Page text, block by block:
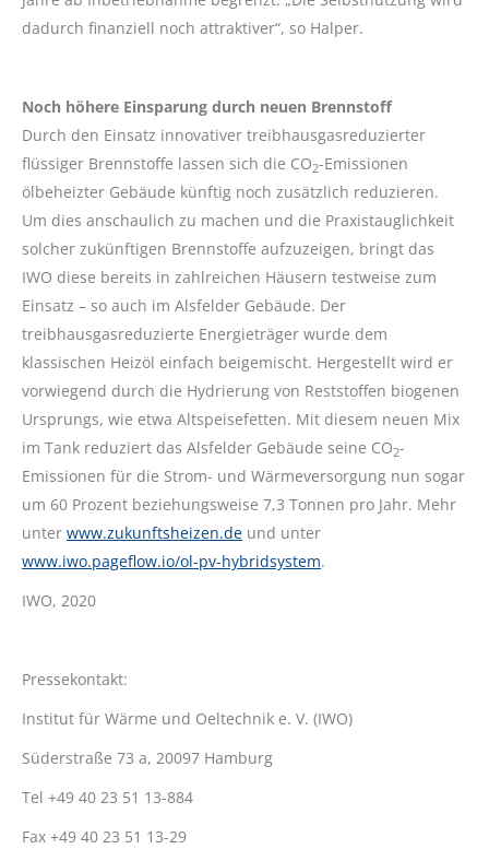
dadurch finanziell noch attraktiver“, so Halper.
Noch höhere Einsparung durch neuen Brennstoff
Durch den Einsatz innovativer treibhausgasreduzierter
flüssiger Brennstoffe lassen sich die CO2-Emissionen
ölbeheizter Gebäude künftig noch zusätzlich reduzieren.
Um dies anschaulich zu machen und die Praxistauglichkeit
solcher zukünftigen Brennstoffe aufzuzeigen, bringt das
IWO diese bereits in zahlreichen Häusern testweise zum
Einsatz – so auch im Alsfelder Gebäude. Der
treibhausgasreduzierte Energieträger wurde dem
klassischen Heizöl einfach beigemischt. Hergestellt wird er
vorwiegend durch die Hydrierung von Reststoffen biogenen
Ursprungs, wie etwa Altspeisefetten. Mit diesem neuen Mix
im Tank reduziert das Alsfelder Gebäude seine CO2-
Emissionen für die Strom- und Wärmeversorgung nun sogar
um 60 Prozent beziehungsweise 7,3 Tonnen pro Jahr. Mehr
unter www.zukunftsheizen.de und unter
www.iwo.pageflow.io/ol-pv-hybridsystem.
IWO, 2020
Pressekontakt:
Institut für Wärme und Oeltechnik e. V. (IWO)
Süderstraße 73 a, 20097 Hamburg
Tel +49 40 23 51 13-884
Fax +49 40 23 51 13-29